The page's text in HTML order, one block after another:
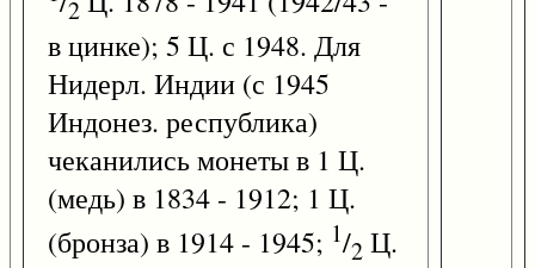
2
в цинке); 5 Ц. с 1948. Для
Нидерл. Индии (с 1945
Индонез. республика)
чеканились монеты в 1 Ц.
(медь) в 1834 - 1912; 1 Ц.
(бронза) в 1914 - 1945; 1/2 Ц.